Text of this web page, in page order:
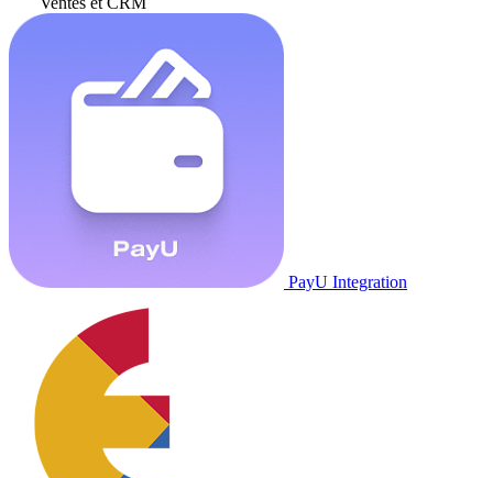
PayU Integration